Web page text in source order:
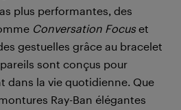
plus performantes, des
Conversation Focuset
gestuelles grâce au bracelet
sont conçus pour
dans la vie quotidienne. Que
Ray-Ban élégantes